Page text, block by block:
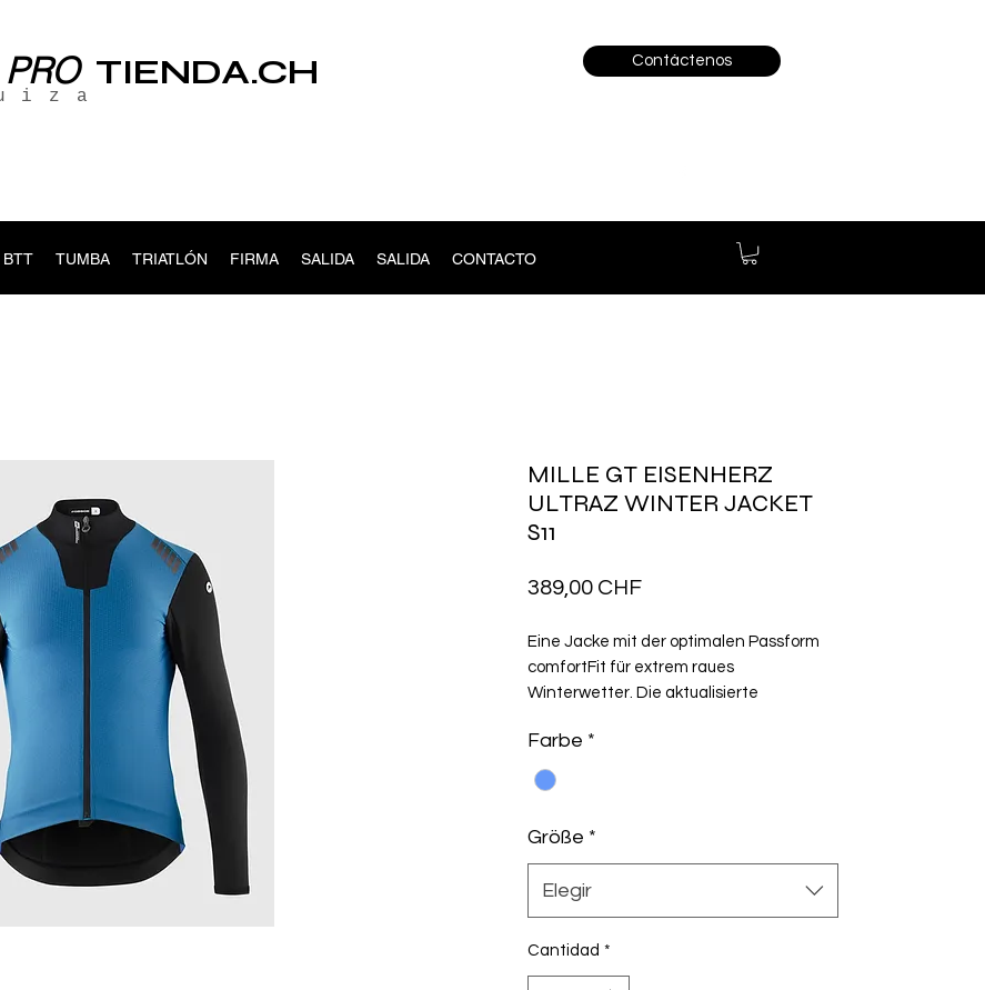
PROTIENDA.CH Contáctenos
BTT TUMBA TRIATLÓN FIRMA SALIDA SALIDA CONTACTO
MILLE GT EISENHERZ
ULTRAZ WINTER JACKET
S11
389,00 CHFPrecio
Eine Jacke mit der optimalen Passform
comfortFit für extrem raues
Winterwetter. Die aktualisierte
Gesamtvolumen und die neuen Textilien
erhöhen die Atmungsaktivität und
Elastizität, während sie gleichzeitig
bieten.
Farbe *
Größe *
Elegir
Cantidad *